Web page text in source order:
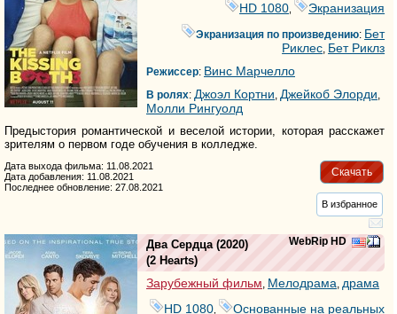
HD 1080
Экранизация
Экранизация по произведению: Бет
Риклес, Бет Риклз
Режиссер: Винс Марчелло
В ролях: Джоэл Кортни, Джейкоб Элорди,
Молли Рингуолд
Предыстория романтической и веселой истории, которая расскажет
зрителям о первом годе обучения в колледже.
Скачать
Дата выхода фильма: 11.08.2021
Дата добавления: 11.08.2021
Последнее обновление: 27.08.2021
В избранное
WebRip HD
Два Сердца (2020)
(2 Hearts)
Зарубежный фильм, Мелодрама, драма
HD 1080
Основанные на реальных